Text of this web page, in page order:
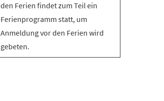
den Ferien findet zum Teil ein
Ferienprogramm statt, um
Anmeldung vor den Ferien wird
gebeten.